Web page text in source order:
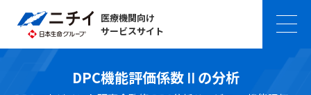
医療機関向け
サービスサイト
DPC機能評価係数Ⅱの分析